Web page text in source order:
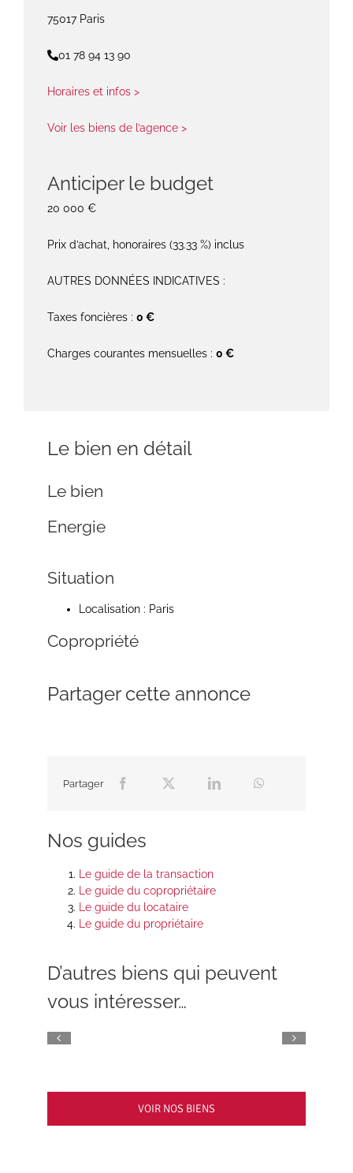
75017 Paris
01 78 94 13 90
Horaires et infos >
Voir les biens de l’agence >
Anticiper le budget
20 000 €
Prix d’achat, honoraires (33.33 %) inclus
AUTRES DONNÉES INDICATIVES :
Taxes foncières : 0 €
Charges courantes mensuelles : 0 €
Le bien en détail
Le bien
Energie
Situation
Localisation : Paris
Copropriété
Partager cette annonce
Partager
Nos guides
Le guide de la transaction
Le guide du copropriétaire
Le guide du locataire
Le guide du propriétaire
D’autres biens qui peuvent
vous intéresser…
VOIR NOS BIENS